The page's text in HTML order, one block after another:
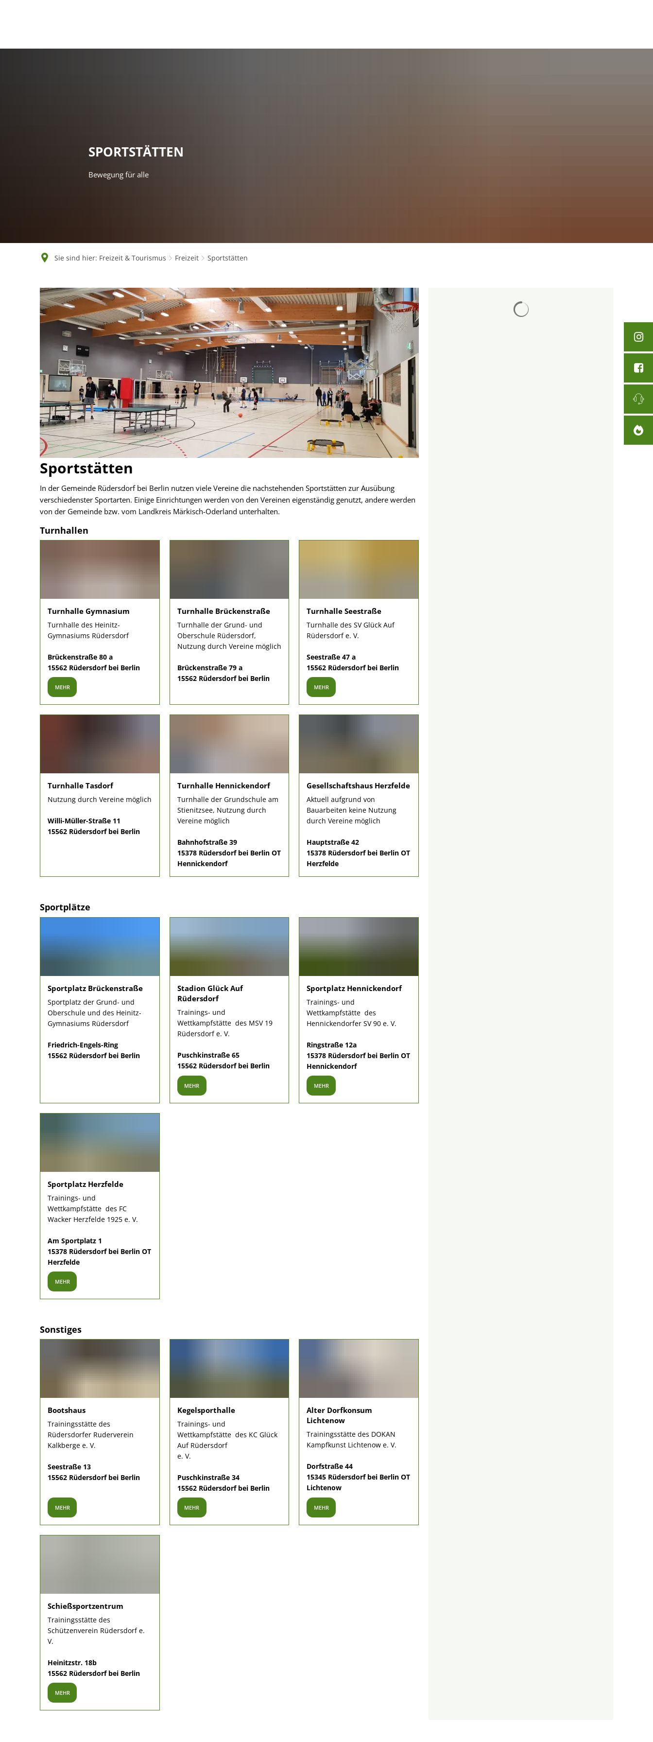
SPORTSTÄTTEN
Bewegung für alle
Sie sind hier: Freizeit & Tourismus Freizeit Sportstätten
Sportstätten
Sportstätten
In der Gemeinde Rüdersdorf bei Berlin nutzen viele Vereine die nachstehenden Sportstätten zur Ausübung
verschiedenster Sportarten. Einige Einrichtungen werden von den Vereinen eigenständig genutzt, andere werden
von der Gemeinde bzw. vom Landkreis Märkisch-Oderland unterhalten.
Turnhallen
Turnhalle Gymnasium
Turnhalle des Heinitz-
Gymnasiums Rüdersdorf
Brückenstraße 80 a
15562 Rüdersdorf bei Berlin
MEHR
Turnhalle Brückenstraße
Turnhalle der Grund- und
Oberschule Rüdersdorf,
Nutzung durch Vereine möglich
Brückenstraße 79 a
15562 Rüdersdorf bei Berlin
Turnhalle Seestraße
Turnhalle des SV Glück Auf
Rüdersdorf e. V.
Seestraße 47 a
15562 Rüdersdorf bei Berlin
MEHR
Turnhalle Tasdorf
Nutzung durch Vereine möglich
Willi-Müller-Straße 11
15562 Rüdersdorf bei Berlin
Turnhalle Hennickendorf
Turnhalle der Grundschule am
Stienitzsee, Nutzung durch
Vereine möglich
Bahnhofstraße 39
15378 Rüdersdorf bei Berlin OT
Hennickendorf
Gesellschaftshaus Herzfelde
Aktuell aufgrund von
Bauarbeiten keine Nutzung
durch Vereine möglich
Hauptstraße 42
15378 Rüdersdorf bei Berlin OT
Herzfelde
Sportplätze
Sportplatz Brückenstraße
Sportplatz der Grund- und
Oberschule und des Heinitz-
Gymnasiums Rüdersdorf
Friedrich-Engels-Ring
15562 Rüdersdorf bei Berlin
Stadion Glück Auf
Rüdersdorf
Trainings- und
Wettkampfstätte des MSV 19
Rüdersdorf e. V.
Puschkinstraße 65
15562 Rüdersdorf bei Berlin
MEHR
Sportplatz Hennickendorf
Trainings- und
Wettkampfstätte des
Hennickendorfer SV 90 e. V.
Ringstraße 12a
15378 Rüdersdorf bei Berlin OT
Hennickendorf
MEHR
Sportplatz Herzfelde
Trainings- und
Wettkampfstätte des FC
Wacker Herzfelde 1925 e. V.
Am Sportplatz 1
15378 Rüdersdorf bei Berlin OT
Herzfelde
MEHR
Sonstiges
Bootshaus
Trainingsstätte des
Rüdersdorfer Ruderverein
Kalkberge e. V.
Seestraße 13
15562 Rüdersdorf bei Berlin
MEHR
Kegelsporthalle
Trainings- und
Wettkampfstätte des KC Glück
Auf Rüdersdorf
e. V.
Puschkinstraße 34
15562 Rüdersdorf bei Berlin
MEHR
Alter Dorfkonsum
Lichtenow
Trainingsstätte des DOKAN
Kampfkunst Lichtenow e. V.
Dorfstraße 44
15345 Rüdersdorf bei Berlin OT
Lichtenow
MEHR
Schießsportzentrum
Trainingsstätte des
Schützenverein Rüdersdorf e.
V.
Heinitzstr. 18b
15562 Rüdersdorf bei Berlin
MEHR